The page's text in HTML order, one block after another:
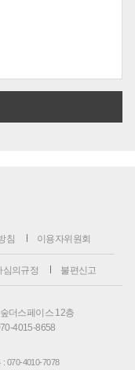
침 이용자위원회
심의규정 불편신고
더스페이스 12층
4015-8658
: 070-4010-7078